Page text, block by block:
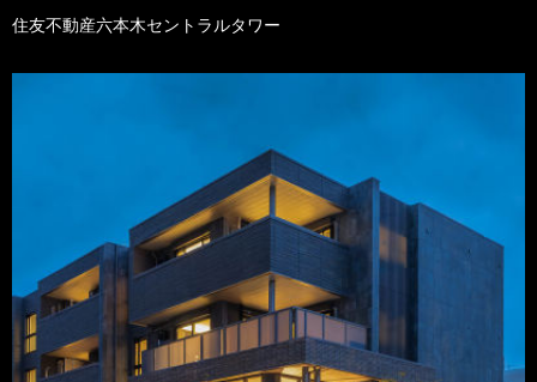
住友不動産六本木セントラルタワー